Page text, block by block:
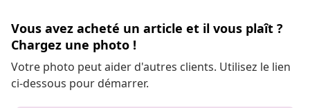
Vous avez acheté un article et il vous plaît ?
Chargez une photo !
Votre photo peut aider d'autres clients. Utilisez le lien
ci-dessous pour démarrer.